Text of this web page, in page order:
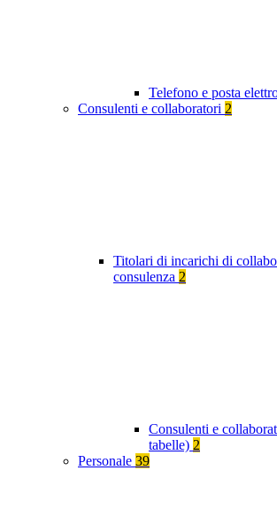
Telefono e posta
Consulenti e collaboratori 2
Titolari di incarichi di
consulenza 2
Consulenti e
tabelle) 2
Personale 39